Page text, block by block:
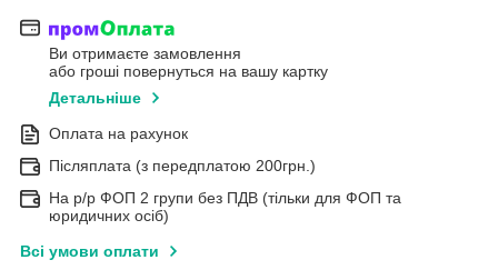
Ви отримаєте замовлення
або гроші повернуться на вашу картку
Детальніше
Оплата на рахунок
Післяплата (з передплатою 200грн.)
На р/р ФОП 2 групи без ПДВ (тільки для ФОП та
юридичних осіб)
Всі умови оплати